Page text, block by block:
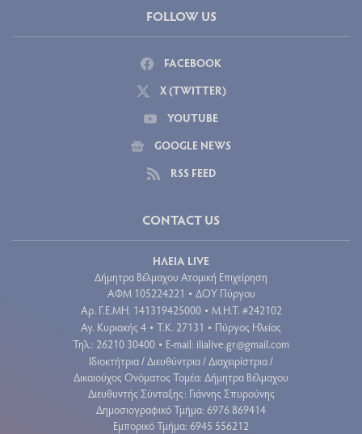
FOLLOW US
FACEBOOK
X (TWITTER)
YOUTUBE
GOOGLE NEWS
RSS FEED
CONTACT US
ΗΛΕΙΑ LIVE
Δήμητρα Βέλμαχου Ατομική Επιχείρηση
ΑΦΜ 105224221 • ΔΟΥ Πύργου
Aρ. Γ.Ε.ΜΗ. 141319425000 • Μ.Η.Τ. #242102
Αγ. Κυριακής 4 • Τ.Κ. 27131 • Πύργος Ηλείας
Τηλ.: 26210 30400 • E-mail: ilialive.gr@gmail.com
Ιδιοκτήτρια / Διευθύντρια / Διαχειρίστρια /
Δικαιούχος Ονόματος Τομέα: Δήμητρα Βέλμαχου
Διευθυντής Σύνταξης: Γιάννης Σπυρούνης
Δημοσιογραφικό Τμήμα: 6976 869414
Εμπορικό Τμήμα: 6945 556212